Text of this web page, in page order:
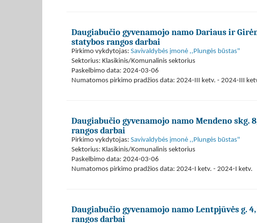
Daugiabučio gyvenamojo namo Dariaus ir
statybos rangos darbai
Pirkimo vykdytojas: Savivaldybės įmonė ,,Plungės būstas"
Sektorius: Klasikinis/Komunalinis sektorius
Paskelbimo data: 2024-03-06
Numatomos pirkimo pradžios data: 2024-III ketv. - 2024-III
Daugiabučio gyvenamojo namo Mendeno
rangos darbai
Pirkimo vykdytojas: Savivaldybės įmonė ,,Plungės būstas"
Sektorius: Klasikinis/Komunalinis sektorius
Paskelbimo data: 2024-03-06
Numatomos pirkimo pradžios data: 2024-I ketv. - 2024-I ketv.
Daugiabučio gyvenamojo namo Lentpjūvės g.
rangos darbai